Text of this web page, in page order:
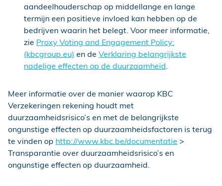
aandeelhouderschap op middellange en lange
termijn een positieve invloed kan hebben op de
bedrijven waarin het belegt. Voor meer informatie,
zie Proxy Voting and Engagement Policy:
(kbcgroup.eu) en de Verklaring belangrijkste
nadelige effecten op de duurzaamheid
Meer informatie over de manier waarop KBC
Verzekeringen rekening houdt met
duurzaamheidsrisico’s en met de belangrijkste
ongunstige effecten op duurzaamheidsfactoren is terug
te vinden op http://www.kbc.be/documentatie >
Transparantie over duurzaamheidsrisico’s en
ongunstige effecten op duurzaamheid.